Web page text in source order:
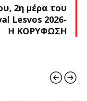
2η μέρα του
Lesvos 2026-
Η ΚΟΡΥΦΩΣΗ